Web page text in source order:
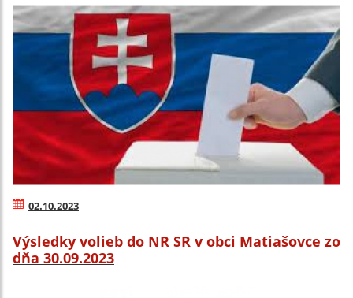
02.10.2023
Výsledky volieb do NR SR v obci Matiašovce zo
dňa 30.09.2023